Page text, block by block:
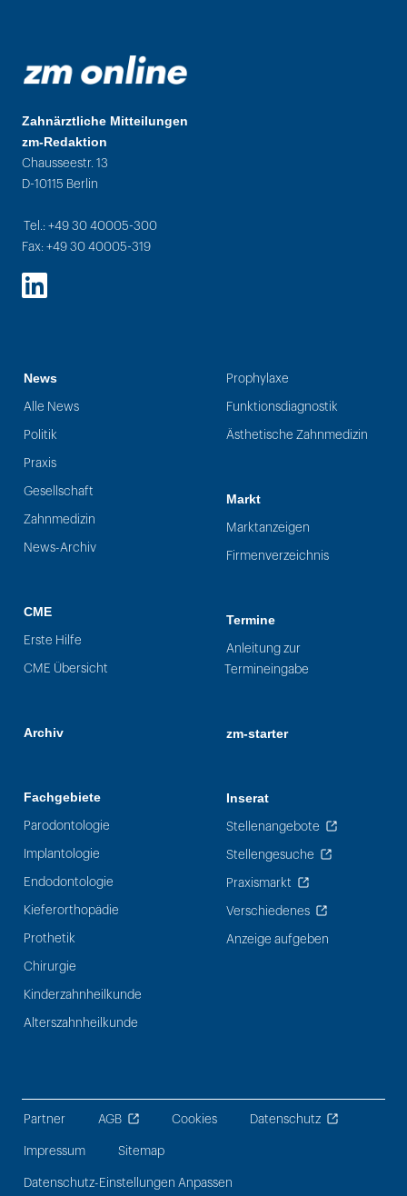
Zahnärztliche Mitteilungen
zm-Redaktion
Chausseestr. 13
D-10115 Berlin
Tel.: +49 30 40005-300
Fax: +49 30 40005-319
LinkedIn
News
Alle News
Politik
Praxis
Gesellschaft
Zahnmedizin
News-Archiv
CME
Erste Hilfe
CME Übersicht
Archiv
Fachgebiete
Parodontologie
Implantologie
Endodontologie
Kieferorthopädie
Prothetik
Chirurgie
Kinderzahnheilkunde
Alterszahnheilkunde
Prophylaxe
Funktionsdiagnostik
Ästhetische Zahnmedizin
Markt
Marktanzeigen
Firmenverzeichnis
Termine
Anleitung zur
Termineingabe
zm-starter
Inserat
Stellenangebote
Stellengesuche
Praxismarkt
Verschiedenes
Anzeige aufgeben
Partner AGB Cookies Datenschutz
Impressum Sitemap
Datenschutz-Einstellungen Anpassen